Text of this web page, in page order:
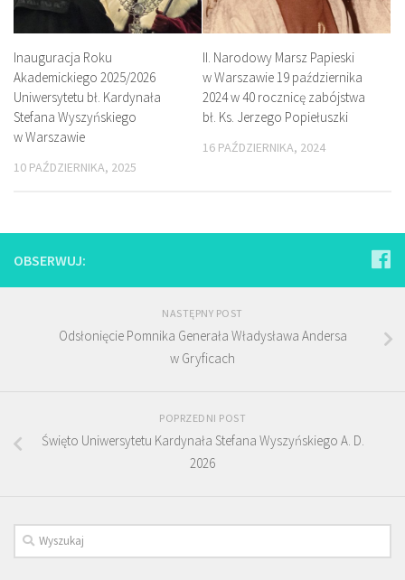
Inauguracja Roku
Akademickiego 2025/2026
Uniwersytetu bł. Kardynała
Stefana Wyszyńskiego
w Warszawie
10 PAŹDZIERNIKA, 2025
II. Narodowy Marsz Papieski
w Warszawie 19 października
2024 w 40 rocznicę zabójstwa
bł. Ks. Jerzego Popiełuszki
16 PAŹDZIERNIKA, 2024
OBSERWUJ:
NASTĘPNY POST
Odsłonięcie Pomnika Generała Władysława Andersa
w Gryficach
POPRZEDNI POST
Święto Uniwersytetu Kardynała Stefana Wyszyńskiego A. D.
2026